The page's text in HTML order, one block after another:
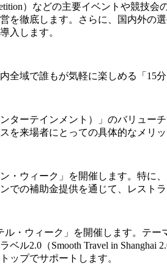
）などの主要イベントや競技
を徹底します。さらに、国内外の
入します。
域で誰もが気軽に楽しめる「15
ターテインメント）」のバリュ
来場者にとっての具体的なメリッ
ウィーク」を開催します。特に
の補助金提供を通じて、レスト
・ウィーク」を開催します。テ
ル2.0（Smooth Travel in
ップでサポートします。